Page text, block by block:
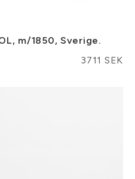
m/1850, Sverige.
3711 SEK